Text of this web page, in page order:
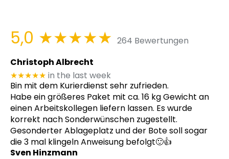
5,0 ★★★★★ 264 Bewertungen
Christoph Albrecht
★★★★★ in the last week
Bin mit dem Kurierdienst sehr zufrieden.
Habe ein größeres Paket mit ca. 16 kg Gewicht an
einen Arbeitskollegen liefern lassen. Es wurde
korrekt nach Sonderwünschen zugestellt.
Gesonderter Ablageplatz und der Bote soll sogar
die 3 mal klingeln Anweisung befolgt🙂👍
Sven Hinzmann